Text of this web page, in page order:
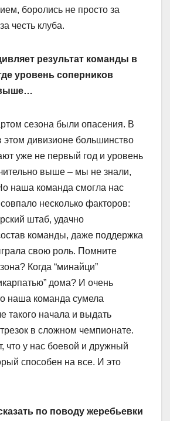
боролись не просто за
честь клуба.
результат команды в
уровень соперников
выше…
сезона были опасения. В
этом дивизионе большинство
уже не первый год и уровень
выше – мы не знали,
наша команда смогла нас
несколько факторов:
штаб, удачно
команды, даже поддержка
свою роль. Помните
Когда “минайци”
дома? И очень
наша команда сумела
такого начала и выдать
в сложном чемпионате.
что у нас боевой и дружный
способен на все. И это
по поводу жеребьевки